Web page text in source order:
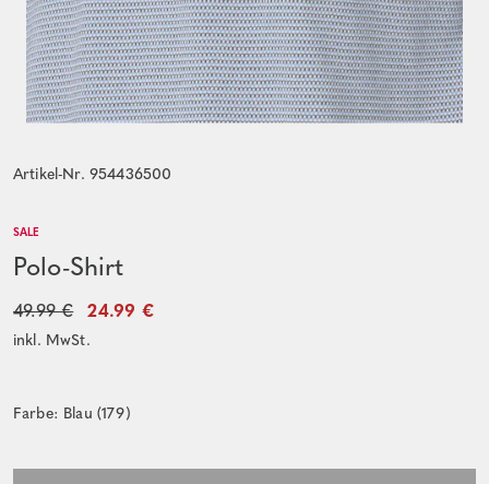
Artikel-Nr. 954436500
SALE
Polo-Shirt
49.99 € 24.99 €
inkl. MwSt.
Farbe: Blau (179)